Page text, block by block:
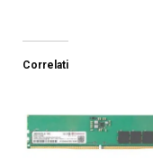
Correlati